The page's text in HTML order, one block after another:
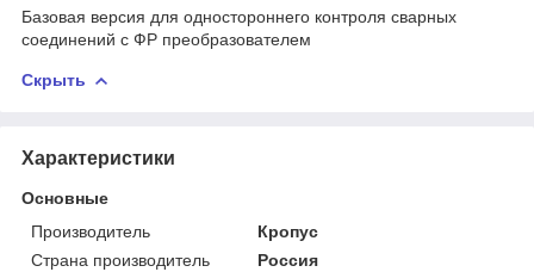
Базовая версия для одностороннего контроля сварных
соединений с ФР преобразователем
Скрыть
Характеристики
Основные
Производитель
Кропус
Страна производитель
Россия